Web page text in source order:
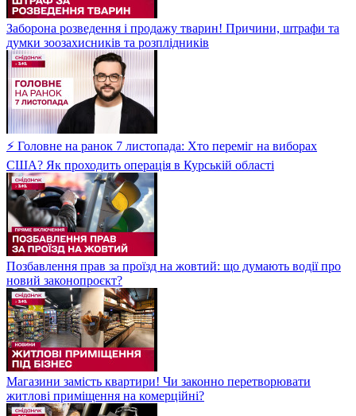
Заборона розведення і продажу тварин! Причини, штрафи та
думки зоозахисників та розплідників
⚡ Головне на ранок 7 листопада: Хто переміг на виборах
США? Як проходить операція в Курській області
Позбавлення прав за проїзд на жовтий: що думають водії про
новий законопроєкт?
Магазини замість квартири! Чи законно перетворювати
житлові приміщення на комерційні?